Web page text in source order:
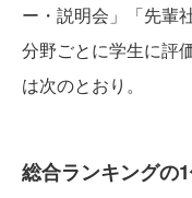
ー・説明会」「先輩
分野ごとに学生に評
は次のとおり。
総合ランキングの